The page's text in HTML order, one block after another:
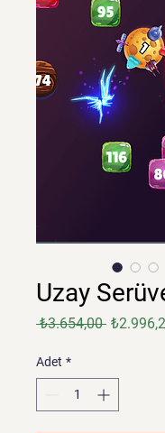
Uzay
₺3.654,00 Normal
Adet *